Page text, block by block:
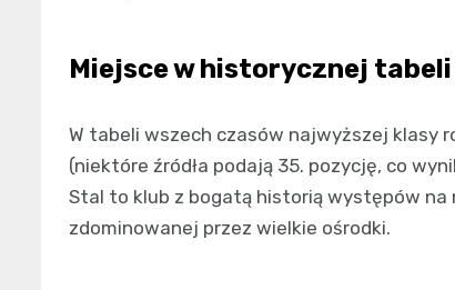
Miejsce w historycznej
W tabeli wszech czasów najwyższej klasy
(niektóre źródła podają 35. pozycję, co
Stal to klub z bogatą historią występów na
zdominowanej przez wielkie ośrodki.